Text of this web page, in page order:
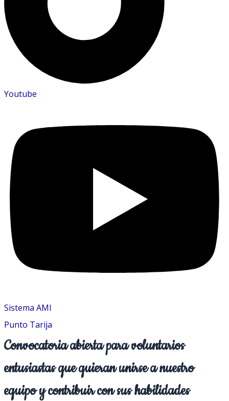
Youtube
Sistema AMI
Punto Tarija
Convocatoria abierta para voluntarios
entusiastas que quieran unirse a nuestro
equipo y contribuir con sus habilidades